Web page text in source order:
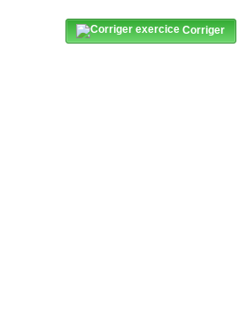
Corriger